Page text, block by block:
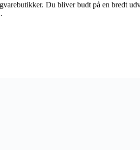
Du bliver budt på en bredt